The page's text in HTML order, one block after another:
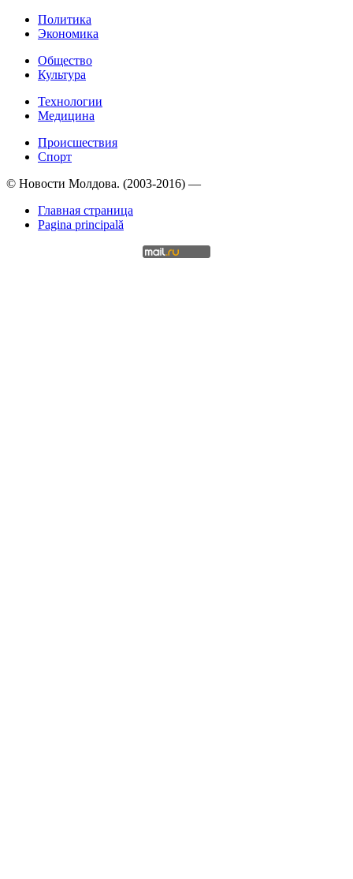
Политика
Экономика
Общество
Культура
Технологии
Медицина
Происшествия
Спорт
© Новости Молдова. (2003-2016) —
Главная страница
Pagina principală